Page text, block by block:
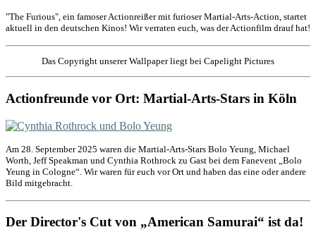
"The Furious", ein famoser Actionreißer mit furioser Martial-Arts-Action, startet
aktuell in den deutschen Kinos! Wir verraten euch, was der Actionfilm drauf hat!
Das Copyright unserer Wallpaper liegt bei Capelight Pictures
Actionfreunde vor Ort: Martial-Arts-Stars in Köln
Am 28. September 2025 waren die Martial-Arts-Stars Bolo Yeung, Michael
Worth, Jeff Speakman und Cynthia Rothrock zu Gast bei dem Fanevent „Bolo
Yeung in Cologne“. Wir waren für euch vor Ort und haben das eine oder andere
Bild mitgebracht.
Der Director's Cut von „American Samurai“ ist da!